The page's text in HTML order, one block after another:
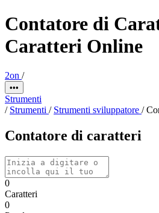
Contatore di
Caratteri Online
2on /
•••
Strumenti
/ Strumenti / Strumenti sviluppatore /
Contatore di caratteri
0
Caratteri
0